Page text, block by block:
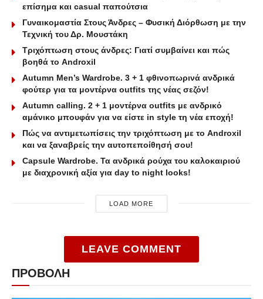
επίσημα και casual παπούτσια
Γυναικομαστία Στους Άνδρες – Φυσική Διόρθωση με την
Τεχνική του Δρ. Μουστάκη
Τριχόπτωση στους άνδρες: Γιατί συμβαίνει και πώς
βοηθά το Androxil
Autumn Men’s Wardrobe. 3 + 1 φθινοπωρινά ανδρικά
φούτερ για τα μοντέρνα outfits της νέας σεζόν!
Autumn calling. 2 + 1 μοντέρνα outfits με ανδρικό
αμάνικο μπουφάν για να είστε in style τη νέα εποχή!
Πώς να αντιμετωπίσεις την τριχόπτωση με το Androxil
και να ξαναβρείς την αυτοπεποίθησή σου!
Capsule Wardrobe. Τα ανδρικά ρούχα του καλοκαιριού
με διαχρονική αξία για day to night looks!
LOAD MORE
LEAVE COMMENT
ΠΡΟΒΟΛΗ